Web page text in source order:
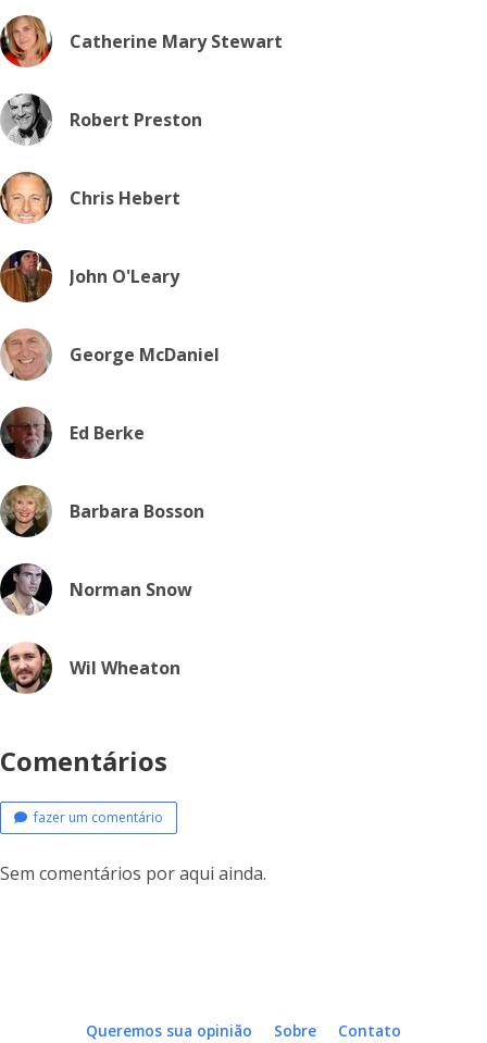
Catherine Mary Stewart
Robert Preston
Chris Hebert
John O'Leary
George McDaniel
Ed Berke
Barbara Bosson
Norman Snow
Wil Wheaton
Comentários
fazer um comentário
Sem comentários por aqui ainda.
Queremos sua opinião Sobre Contato